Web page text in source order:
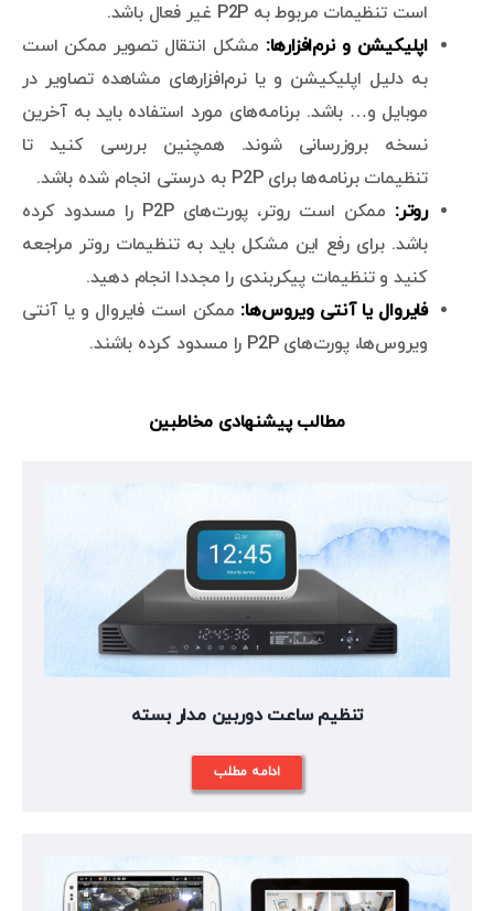
است تنظیمات مربوط به P2P غیر فعال باشد.
اپلیکیشن و نرم‌افزارها: مشکل انتقال تصویر ممکن است
به دلیل اپلیکیشن و یا نرم‌افزارهای مشاهده تصاویر در
موبایل و… باشد. برنامه‌های مورد استفاده باید به آخرین
نسخه بروزرسانی شوند. همچنین بررسی کنید تا
تنظیمات برنامه‌ها برای P2P به درستی انجام شده باشد.
روتر:
ممکن است روتر، پورت‌های P2P را مسدود کرده
باشد. برای رفع این مشکل باید به تنظیمات روتر مراجعه
کنید و تنظیمات پیکربندی را مجددا انجام دهید.
فایروال یا آنتی ویروس‌ها: ممکن است فایروال و یا آنتی
ویروس‌ها، پورت‌های P2P را مسدود کرده باشند.
مطالب پیشنهادی مخاطبین
تنظیم ساعت دوربین مدار بسته
ادامه مطلب